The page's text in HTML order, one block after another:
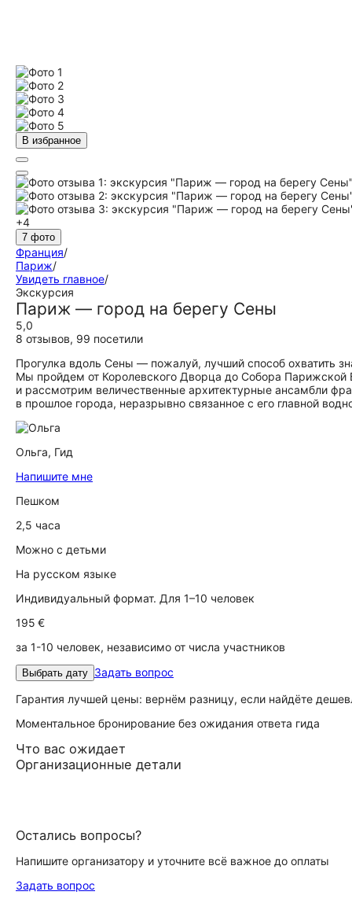
В избранное
+4
7 фото
Франция/
Париж/
Увидеть главное/
Экскурсия
Париж — город на берегу Сены
5,0
8 отзывов, 99 посетили
Прогулка вдоль Сены — пожалуй, лучший способ охватить
Мы пройдем от Королевского Дворца до Собора
и рассмотрим величественные архитектурные ансамбли
в прошлое города, неразрывно связанное с его главной
Ольга, Гид
Напишите мне
Пешком
2,5 часа
Можно с детьми
На русском языке
Индивидуальный формат. Для 1–10 человек
195 €
за 1-10 человек, независимо от числа участников
Выбрать дату Задать вопрос
Гарантия лучшей цены: вернём разницу, если найдёте
Моментальное бронирование без ожидания ответа гида
Что вас ожидает
Организационные детали
Остались вопросы?
Напишите организатору и уточните всё важное до оплаты
Задать вопрос